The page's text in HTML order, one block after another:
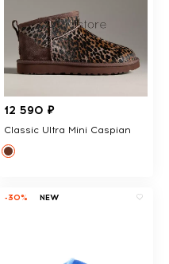
12 590 ₽
Classic Ultra Mini Caspian
-30% NEW